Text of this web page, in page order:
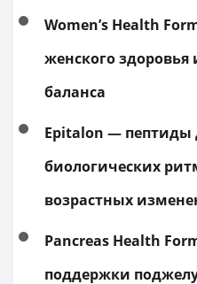
Women’s Health
женского
баланса
Epitalon — пептиды
биологических
возрастных
Pancreas Health
поддержки